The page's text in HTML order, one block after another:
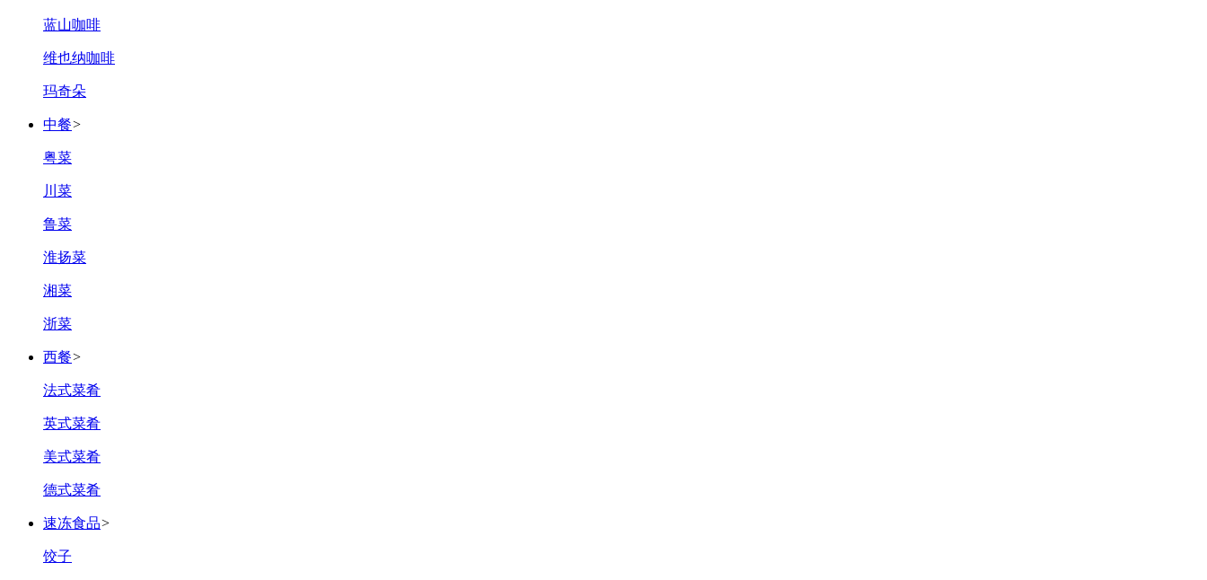
蓝山咖啡
维也纳咖啡
玛奇朵
中餐>
粤菜
川菜
鲁菜
淮扬菜
湘菜
浙菜
西餐>
法式菜肴
英式菜肴
美式菜肴
德式菜肴
速冻食品>
饺子